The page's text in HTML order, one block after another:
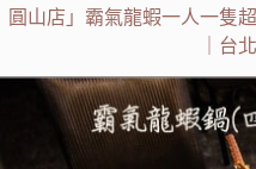
圓山店」霸氣龍蝦一人一隻
｜台